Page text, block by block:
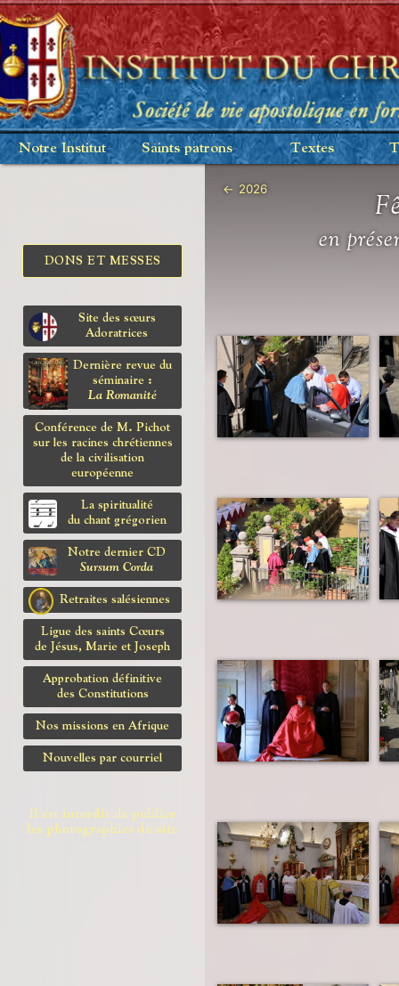
Notre Institut Saints patrons Textes
DONS ET MESSES
Site des sœurs
Adoratrices
Dernière revue du
séminaire :
La Romanité
Conférence de M. Pichot
sur les racines chrétiennes
de la civilisation
européenne
La spiritualité
du chant grégorien
Notre dernier CD
Sursum Corda
Retraites salésiennes
Ligue des saints Cœurs
de Jésus, Marie et Joseph
Approbation définitive
des Constitutions
Nos missions en Afrique
Nouvelles par courriel
Il est interdit de publier
les photographies du site
← 2026
en